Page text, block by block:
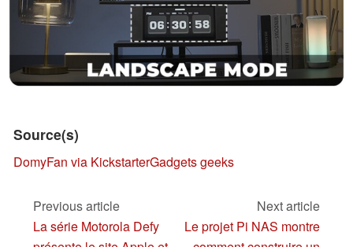
Source(s)
DomyFan via KickstarterGadgets geeks
Previous article
La série Motorola Defy
Next article
Le projet Pi NAS montre